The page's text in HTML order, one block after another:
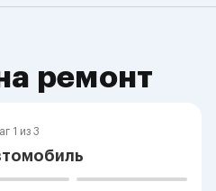
ремонт
1 из 3